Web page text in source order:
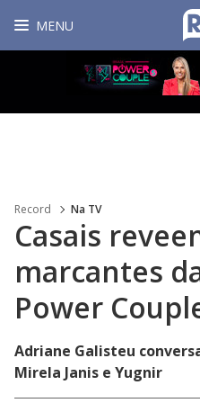
MENU
Record Na TV
Casais
marcantes
Power
Adriane Galisteu
Mirela Janis e Yugnir